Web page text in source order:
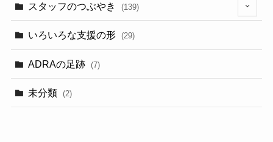
スタッフのつぶやき (139)
(3)
いろいろな支援の形 (29)
ADRAの足跡 (7)
未分類 (2)